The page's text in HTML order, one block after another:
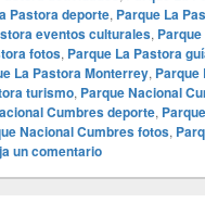
Pastora deporte, Parque La
eventos culturales,
fotos, Parque La Pastora
La Pastora Monterrey, Parque
turismo, Parque Nacional
Cumbres deporte,
Nacional Cumbres fotos,
un comentario